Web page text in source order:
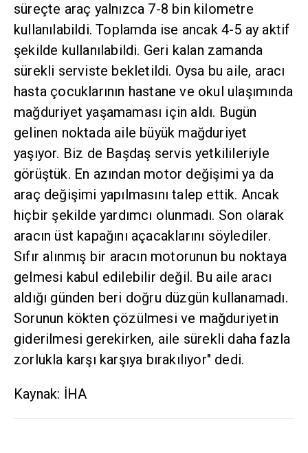
süreçte araç yalnızca 7-8 bin kilometre
kullanılabildi. Toplamda ise ancak 4-5 ay aktif
şekilde kullanılabildi. Geri kalan zamanda
sürekli serviste bekletildi. Oysa bu aile, aracı
hasta çocuklarının hastane ve okul ulaşımında
mağduriyet yaşamaması için aldı. Bugün
gelinen noktada aile büyük mağduriyet
yaşıyor. Biz de Başdaş servis yetkilileriyle
görüştük. En azından motor değişimi ya da
araç değişimi yapılmasını talep ettik. Ancak
hiçbir şekilde yardımcı olunmadı. Son olarak
aracın üst kapağını açacaklarını söylediler.
Sıfır alınmış bir aracın motorunun bu noktaya
gelmesi kabul edilebilir değil. Bu aile aracı
aldığı günden beri doğru düzgün kullanamadı.
Sorunun kökten çözülmesi ve mağduriyetin
giderilmesi gerekirken, aile sürekli daha fazla
zorlukla karşı karşıya bırakılıyor" dedi.
Kaynak: İHA